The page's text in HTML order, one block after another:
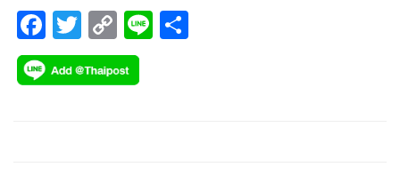
F
ac
e
T
wi
tt
C
o
p
Li